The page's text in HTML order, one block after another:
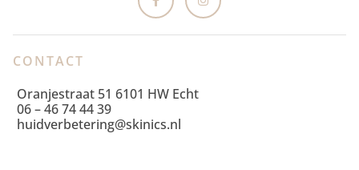
CONTACT
Oranjestraat 51 6101 HW Echt
06 – 46 74 44 39
huidverbetering@skinics.nl